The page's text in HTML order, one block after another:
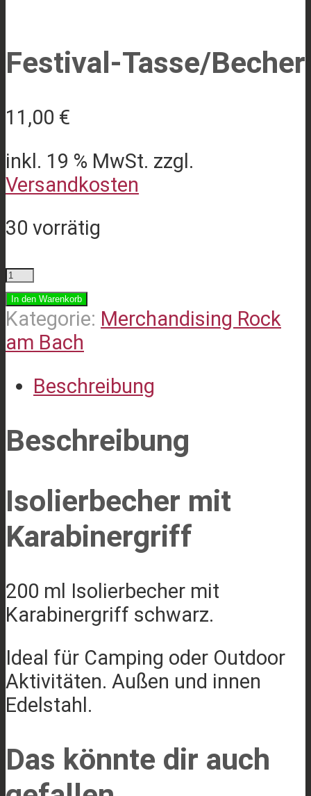
Festival-Tasse/Becher
11,00 €
inkl. 19 % MwSt. zzgl.
Versandkosten
30 vorrätig
Festival-
Tasse/Becher
Menge
In den Warenkorb
Kategorie: Merchandising Rock
am Bach
Beschreibung
Beschreibung
Isolierbecher mit
Karabinergriff
200 ml Isolierbecher mit
Karabinergriff schwarz.
Ideal für Camping oder Outdoor
Aktivitäten. Außen und innen
Edelstahl.
Das könnte dir auch